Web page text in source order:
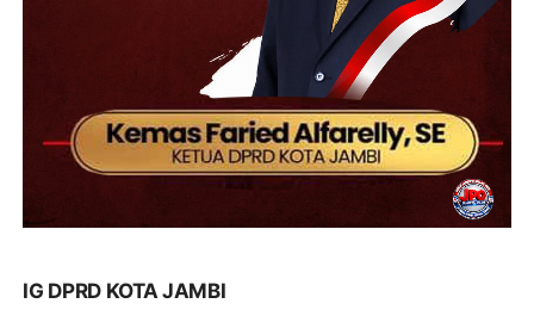
IG DPRD KOTA JAMBI